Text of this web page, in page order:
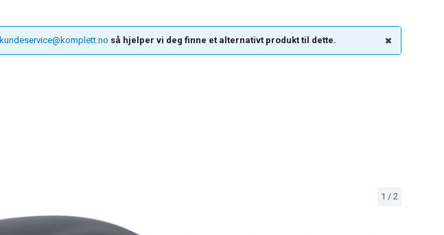
kundeservice@komplett.no så hjelper vi deg finne et alternativt produkt til dette.
1 / 2